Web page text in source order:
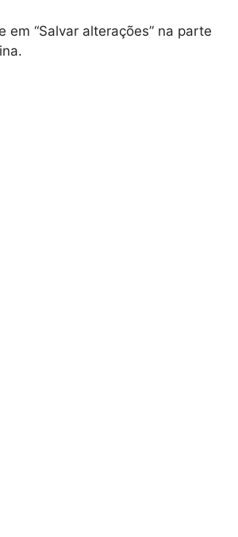
em “Salvar alterações” na parte